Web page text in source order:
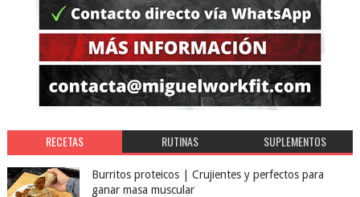
RECETAS RUTINAS SUPLEMENTOS
Burritos proteicos | Crujientes y perfectos para
ganar masa muscular